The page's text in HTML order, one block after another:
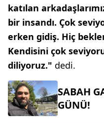
katılan
bir insandı. Çok
erken gidiş. Hiç
Kendisini çok
diliyoruz." dedi.
SABAH
GÜNÜ!